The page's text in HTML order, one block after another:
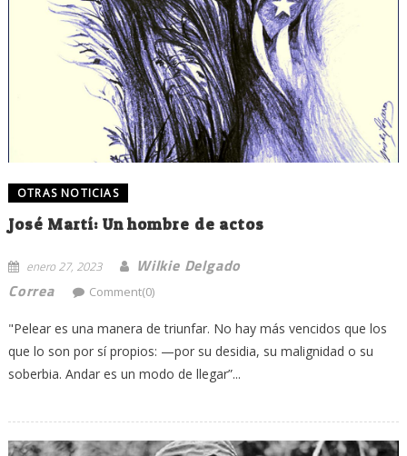
OTRAS NOTICIAS
José Martí: Un hombre de actos
enero 27, 2023
Wilkie Delgado
Correa
Comment(0)
"Pelear es una manera de triunfar. No hay más vencidos que los
que lo son por sí propios: —por su desidia, su malignidad o su
soberbia. Andar es un modo de llegar”...